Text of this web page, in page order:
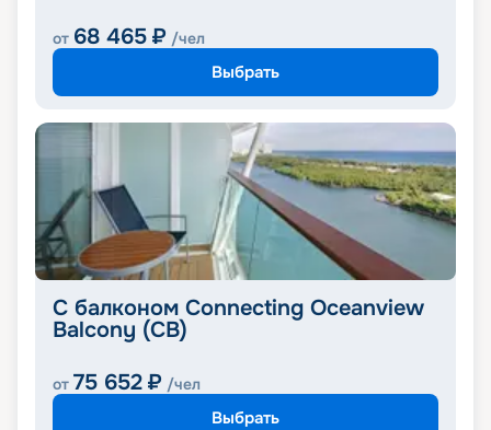
от 68 465 ₽ /чел
Выбрать
С балконом Connecting Oceanview
Balcony (CB)
от 75 652 ₽ /чел
Выбрать